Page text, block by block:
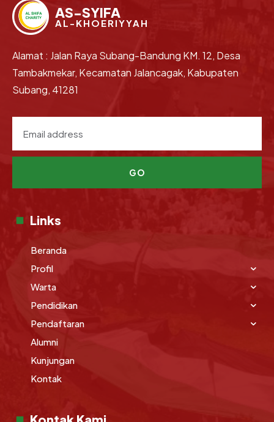
AS-SYIFA
AL-KHOERIYYAH
Alamat : Jalan Raya Subang-Bandung KM. 12, Desa
Tambakmekar, Kecamatan Jalancagak, Kabupaten
Subang, 41281
GO
Links
Beranda
Profil
Warta
Pendidikan
Pendaftaran
Alumni
Kunjungan
Kontak